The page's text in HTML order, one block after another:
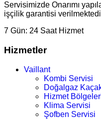
Servisimizde Onarımı
işçilik garantisi
7 Gün: 24 Saat Hizmet
Hizmetler
Vaillant
Kombi Servisi
Doğalgaz
Hizmet
Klima Servisi
Şofben Servisi